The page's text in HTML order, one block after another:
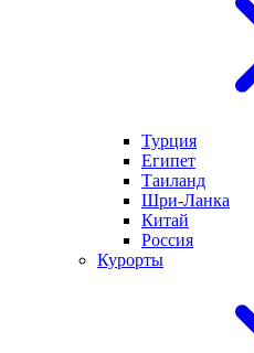
Турция
Египет
Таиланд
Шри-Ланка
Китай
Россия
Курорты